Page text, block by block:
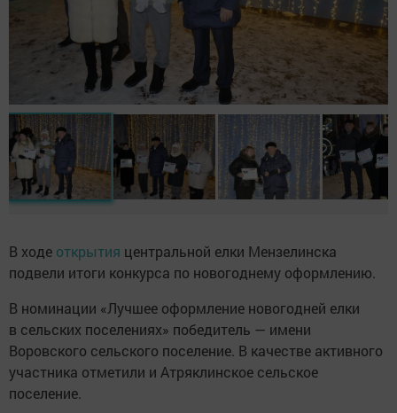
В ходе открытия центральной елки Мензелинска
подвели итоги конкурса по новогоднему оформлению.
В номинации «Лучшее оформление новогодней елки
в сельских поселениях» победитель — имени
Воровского сельского поселение. В качестве активного
участника отметили и Атряклинское сельское
поселение.